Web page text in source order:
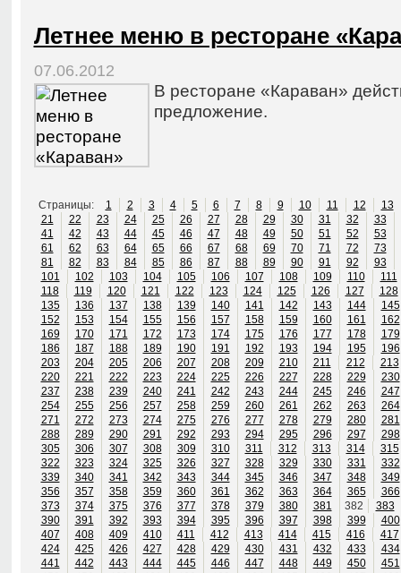
Летнее меню в ресторане
07.06.2012
В ресторане «Караван»
предложение.
Страницы: 1 2 3 4 5 6 7 8 9 10 11 12
13
21
22 23 24 25 26 27 28 29 30 31 32
33
41
42 43 44 45 46 47 48 49 50 51 52
53
61
62 63 64 65 66 67 68 69 70 71 72
73
81
82 83 84 85 86 87 88 89 90 91 92
93
101
102 103 104 105 106 107 108 109 110
111
118
119 120 121 122 123 124 125 126 127
128
135
136 137 138 139 140 141 142 143 144
145
152
153 154 155 156 157 158 159 160 161
162
169
170 171 172 173 174 175 176 177 178
179
186
187 188 189 190 191 192 193 194 195
196
203
204 205 206 207 208 209 210 211 212
213
220
221 222 223 224 225 226 227 228 229
230
237
238 239 240 241 242 243 244 245 246
247
254
255 256 257 258 259 260 261 262 263
264
271
272 273 274 275 276 277 278 279 280
281
288
289 290 291 292 293 294 295 296 297
298
305
306 307 308 309 310 311 312 313 314
315
322
323 324 325 326 327 328 329 330 331
332
339
340 341 342 343 344 345 346 347 348
349
356
357 358 359 360 361 362 363 364 365
366
373
374 375 376 377 378 379 380 381 382
383
390
391 392 393 394 395 396 397 398 399
400
407
408 409 410 411 412 413 414 415 416
417
424
425 426 427 428 429 430 431 432 433
434
441
442 443 444 445 446 447 448 449 450
451